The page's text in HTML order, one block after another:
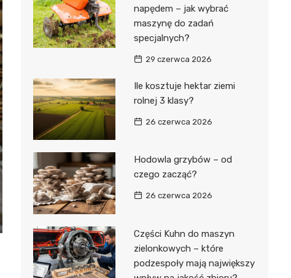
napędem – jak wybrać
maszynę do zadań
specjalnych?
29 czerwca 2026
Ile kosztuje hektar ziemi
rolnej 3 klasy?
26 czerwca 2026
Hodowla grzybów – od
czego zacząć?
26 czerwca 2026
Części Kuhn do maszyn
zielonkowych – które
podzespoły mają największy